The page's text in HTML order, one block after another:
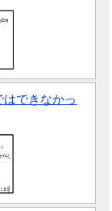
できなかっ